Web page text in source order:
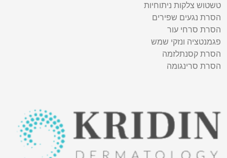
טשטוש צלקות ניתוחיות
הסרת נגעים שפירים
הסרת סרחי עור
פגמנטציה ונזקי שמש
הסרת קסנתלזמה
הסרת סרינגומה